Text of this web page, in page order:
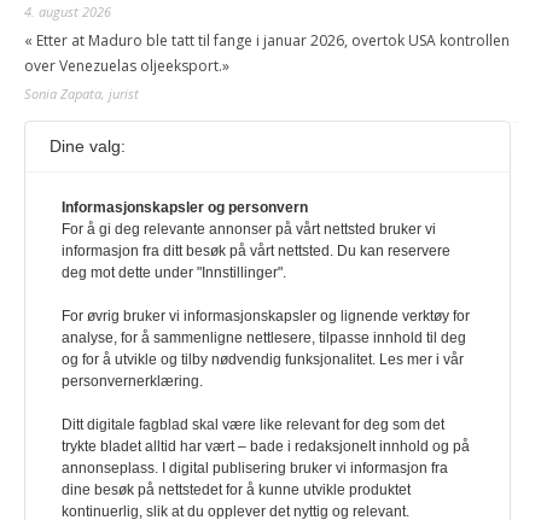
4. august 2026
« Etter at Maduro ble tatt til fange i januar 2026, overtok USA kontrollen
over Venezuelas oljeeksport.»
Sonia Zapata, jurist
117,8 millioner er på flukt, en nedgang fra forrige
1. august 2026
Ville ha tilsvart verdens trettende største land i folketall. For å lese
denne må du ha abonnement Logg inn her Ny abonnent? Velg
også egne abonnementer for biblioteker og bedrifter.
Redaksjonen
Dine valg:
Informasjonskapsler og personvern
For å gi deg relevante annonser på vårt nettsted bruker vi
informasjon fra ditt besøk på vårt nettsted. Du kan reservere
deg mot dette under "Innstillinger".
For øvrig bruker vi informasjonskapsler og lignende verktøy for
analyse, for å sammenligne nettlesere, tilpasse innhold til deg
og for å utvikle og tilby nødvendig funksjonalitet. Les mer i vår
personvernerklæring.
Ditt digitale fagblad skal være like relevant for deg som det
trykte bladet alltid har vært – bade i redaksjonelt innhold og på
annonseplass. I digital publisering bruker vi informasjon fra
dine besøk på nettstedet for å kunne utvikle produktet
kontinuerlig, slik at du opplever det nyttig og relevant.